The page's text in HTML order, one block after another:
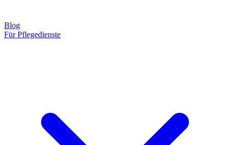
Blog
Für Pflegedienste